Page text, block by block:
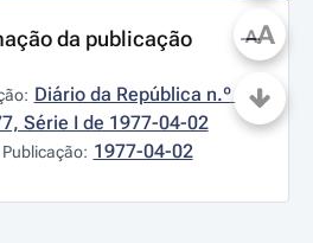
da publicação
Diário da República n.º
Série I de 1977-04-02
Publicação: 1977-04-02
AA